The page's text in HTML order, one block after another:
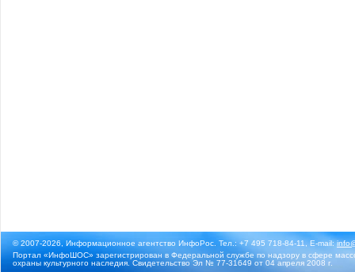
© 2007-2026, Информационное агентство ИнфоРос. Тел.: +7 495 718-84-11, E-mail:
Портал «ИнфоШОС» зарегистрирован в Федеральной службе по надзору в сфере
охраны культурного наследия. Свидетельство Эл № 77-31649 от 04 апреля 2008 г.